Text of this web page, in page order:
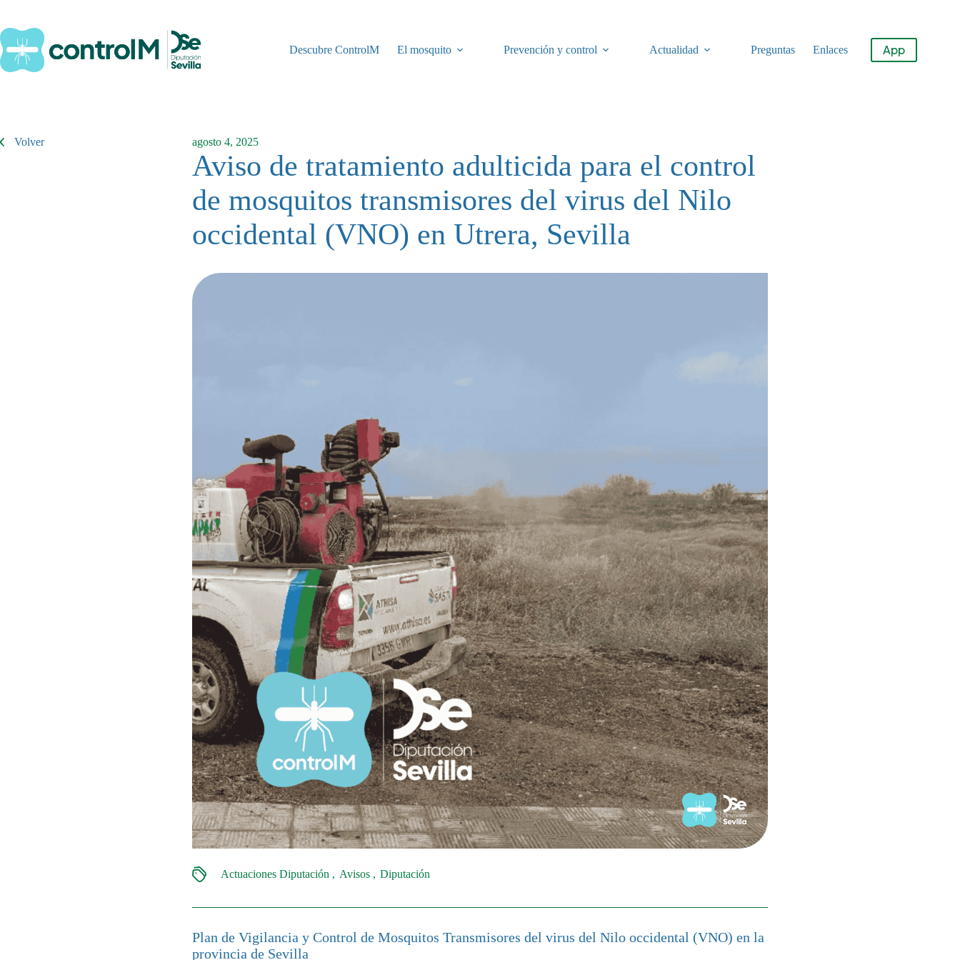
contenido
Descubre ControlM
El mosquito Prevención y control Actualidad Preguntas Enlaces App
Volver agosto 4, 2025
Aviso de tratamiento adulticida para el control
de mosquitos transmisores del virus del Nilo
occidental (VNO) en Utrera, Sevilla
Actuaciones Diputación Avisos Diputación
Plan de Vigilancia y Control de Mosquitos Transmisores del virus del Nilo occidental (VNO) en la
provincia de Sevilla